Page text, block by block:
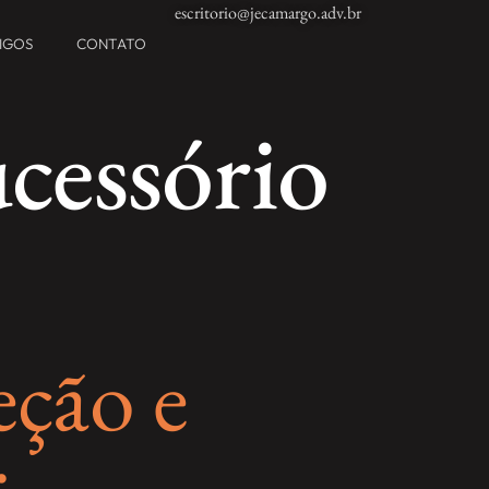
CONTATO
escritorio@jecamargo.adv.br
e